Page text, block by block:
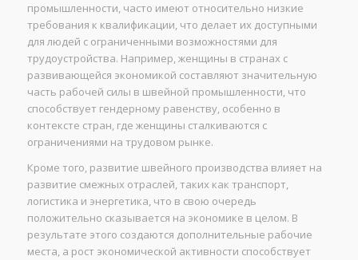
промышленности, часто имеют относительно низкие
требования к квалификации, что делает их доступными
для людей с ограниченными возможностями для
трудоустройства. Например, женщины в странах с
развивающейся экономикой составляют значительную
часть рабочей силы в швейной промышленности, что
способствует гендерному равенству, особенно в
контексте стран, где женщины сталкиваются с
ограничениями на трудовом рынке.
Кроме того, развитие швейного производства влияет на
развитие смежных отраслей, таких как транспорт,
логистика и энергетика, что в свою очередь
положительно сказывается на экономике в целом. В
результате этого создаются дополнительные рабочие
места, а рост экономической активности способствует